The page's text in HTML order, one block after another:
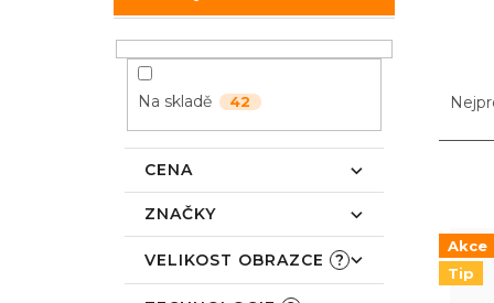
Na skladě 42
CENA
ZNAČKY
VELIKOST OBRAZCE ?
a
e
o
d
s
p
Akce
Tip